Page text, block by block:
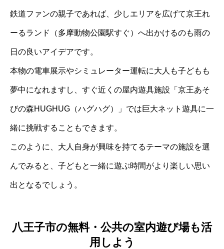
鉄道ファンの親子であれば、少しエリアを広げて京王れ
ーるランド（多摩動物公園駅すぐ）へ出かけるのも雨の
日の良いアイデアです。
本物の電車展示やシミュレーター運転に大人も子どもも
夢中になれますし、すぐ近くの屋内遊具施設「京王あそ
びの森HUGHUG （ハグハグ）」では巨大ネット遊具に一
緒に挑戦することもできます。
このように、大人自身が興味を持てるテーマの施設を選
んでみると、子どもと一緒に遊ぶ時間がより楽しい思い
出となるでしょう。
八王子市の無料・公共の室内遊び場も活
用しよう